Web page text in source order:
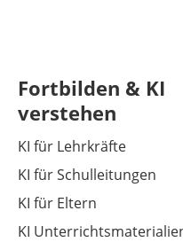
Fortbilden & KI
verstehen
KI für Lehrkräfte
KI für Schulleitungen
KI für Eltern
KI